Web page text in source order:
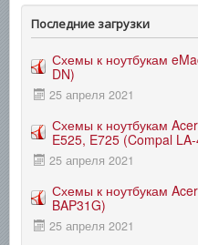
Последние загрузки
Схемы к ноутбукам
DN)
25 апреля 2021
Схемы к ноутбукам
E525, E725 (Compal
25 апреля 2021
Схемы к ноутбукам
BAP31G)
25 апреля 2021